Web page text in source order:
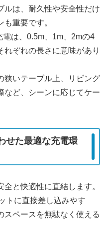
ルは、耐久性や安全性だけ
重要です。
は、0.5m、1m、2mの4
ぞれの長さに意味があり
狭いテーブル上、リビング
など、シーンに応じてケー
せた最適な充電環
と快適性に直結します。
トに直接差し込みやす
スペースを無駄なく使える